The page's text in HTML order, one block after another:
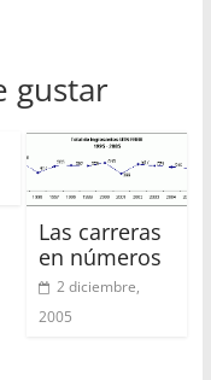
gustar
Las carreras
en números
2 diciembre,
2005